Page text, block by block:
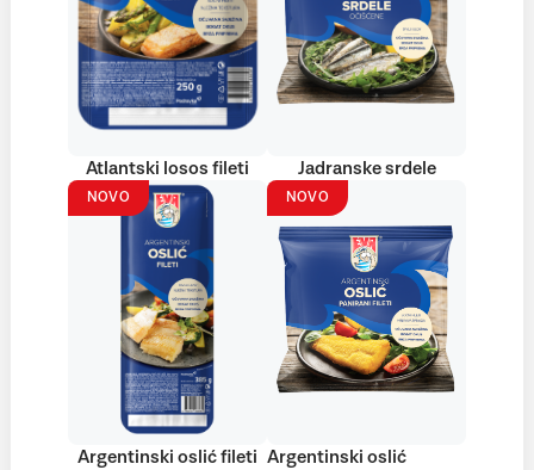
Atlantski losos fileti Jadranske srdele
NOVO
Argentinski oslić fileti
NOVO
Argentinski oslić